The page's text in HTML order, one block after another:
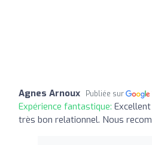
Agnes Arnoux Publiée sur
Expérience fantastique:
très bon relationnel. Nous